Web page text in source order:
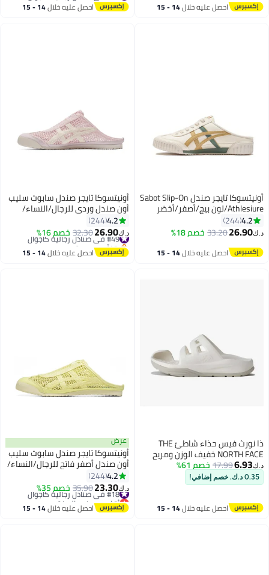
احصل عليه خلال 14 - 15 #33 في صنادل رجالية كاجوال احصل عليه خلال 14 - 15
25
أونيتسوكا تايجر صندل Sabot Slip-On
Athlesiure/لون بيج/أصفر/أخضر
للرجال/النساء/الطلاب
4.2
244
د.ك‏26.90
33.20خصم 18%
احصل عليه خلال 14 - 15
25
أونيتسوكا تايجر صندل سابوت سليب
أون صندل وردي للرجال/النساء/
الطلبة
4.2
244
د.ك‏26.90
32.30خصم 16% #49 في صنادل رجالية كاجوال
بتخلّص بسرعة
#49 في صنادل رجالية كاجوال احصل عليه خلال 14 - 15
ذا نورث فيس حذاء شاطئ THE
NORTH FACE خفيف الوزن ومريح
ومقاوم للانزلاق للرجال
د.ك‏6.93
17.99خصم 61%
0.35 د.ك. خصم إضافي!
احصل عليه خلال 14 - 15
25
عرض
أونيتسوكا تايجر صندل سابوت سليب
أون صندل أصفر فاتح للرجال/النساء/
الطلبة
4.2
244
د.ك‏23.30
35.90خصم 35% #18 في صنادل رجالية كاجوال
أقل سعر في السنة
#18 في صنادل رجالية كاجوال احصل عليه خلال 14 - 15